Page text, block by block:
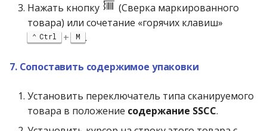
Нажать кнопку
(Сверка маркированного
товара) или сочетание «горячих клавиш»
Ctrl + M .
7. Сопоставить содержимое упаковки
Установить переключатель типа сканируемого
товара в положение содержание SSCC.